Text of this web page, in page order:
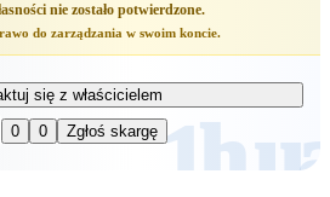
nie zostało potwierdzone.
do zarządzania w swoim koncie.
się z właścicielem
0 0 Zgłoś skargę